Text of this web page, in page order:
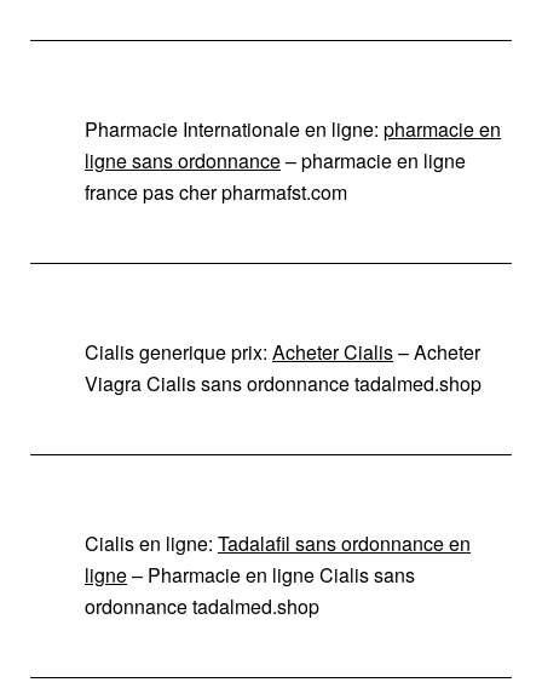
Pharmacie Internationale en ligne: pharmacie en
ligne sans ordonnance– pharmacie en ligne
france pas cher pharmafst.com
Cialis generique prix: Acheter Cialis– Acheter
Viagra Cialis sans ordonnance tadalmed.shop
Cialis en ligne: Tadalafil sans ordonnance en
ligne– Pharmacie en ligne Cialis sans
ordonnance tadalmed.shop